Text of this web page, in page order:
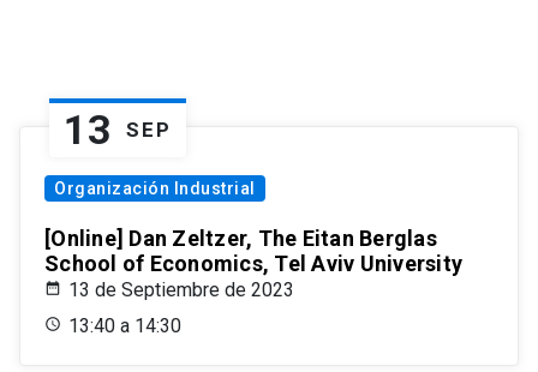
13 SEP
Organización Industrial
[Online] Dan Zeltzer, The Eitan Berglas
School of Economics, Tel Aviv University
13 de Septiembre de 2023
13:40 a 14:30